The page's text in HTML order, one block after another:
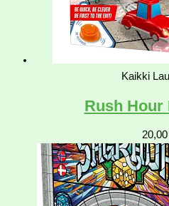
Kaikki
Rush Hour
20,00